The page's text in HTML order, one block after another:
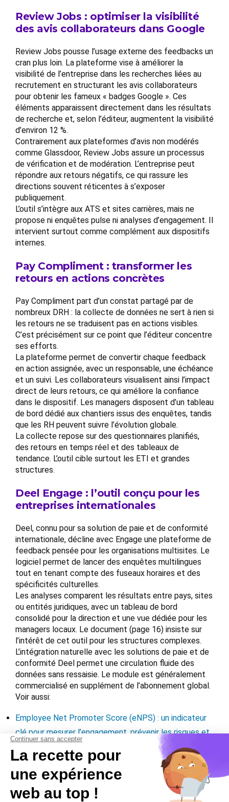
Review Jobs : optimiser la visibilité
des avis collaborateurs dans Google
Review Jobs pousse l’usage externe des feedbacks un
cran plus loin. La plateforme vise à améliorer la
visibilité de l’entreprise dans les recherches liées au
recrutement en structurant les avis collaborateurs
pour obtenir les fameux « badges Google ». Ces
éléments apparaissent directement dans les résultats
de recherche et, selon l’éditeur, augmentent la visibilité
d’environ 12 %.
Contrairement aux plateformes d’avis non modérés
comme Glassdoor, Review Jobs assure un processus
de vérification et de modération. L’entreprise peut
répondre aux retours négatifs, ce qui rassure les
directions souvent réticentes à s’exposer
publiquement.
L’outil s’intègre aux ATS et sites carrières, mais ne
propose ni enquêtes pulse ni analyses d’engagement. Il
intervient surtout comme complément aux dispositifs
internes.
Pay Compliment : transformer les
retours en actions concrètes
Pay Compliment part d’un constat partagé par de
nombreux DRH : la collecte de données ne sert à rien si
les retours ne se traduisent pas en actions visibles.
C’est précisément sur ce point que l’éditeur concentre
ses efforts.
La plateforme permet de convertir chaque feedback
en action assignée, avec un responsable, une échéance
et un suivi. Les collaborateurs visualisent ainsi l’impact
direct de leurs retours, ce qui améliore la confiance
dans le dispositif. Les managers disposent d’un tableau
de bord dédié aux chantiers issus des enquêtes, tandis
que les RH peuvent suivre l’évolution globale.
La collecte repose sur des questionnaires planifiés,
des retours en temps réel et des tableaux de
tendance. L’outil cible surtout les ETI et grandes
structures.
Deel Engage : l’outil conçu pour les
entreprises internationales
Deel, connu pour sa solution de paie et de conformité
internationale, décline avec Engage une plateforme de
feedback pensée pour les organisations multisites. Le
logiciel permet de lancer des enquêtes multilingues
tout en tenant compte des fuseaux horaires et des
spécificités culturelles.
Les analyses comparent les résultats entre pays, sites
ou entités juridiques, avec un tableau de bord
consolidé pour la direction et une vue dédiée pour les
managers locaux. Le document (page 16) insiste sur
l’intérêt de cet outil pour les structures complexes.
L’intégration naturelle avec les solutions de paie et de
conformité Deel permet une circulation fluide des
données sans ressaisie. Le module est généralement
commercialisé en supplément de l’abonnement global.
Voir aussi:
Employee Net Promoter Score (eNPS) : un indicateur
clé pour mesurer l’engagement, prévenir les risques et
Score de Pulse Survey : l’indicateur agile qui met le
doigt sur les tensions internes